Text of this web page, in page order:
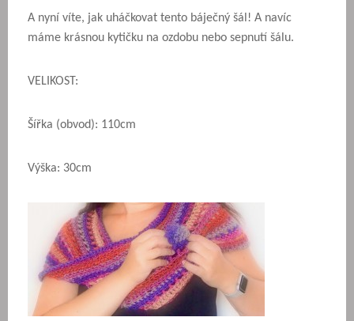
A nyní víte, jak uháčkovat tento báječný šál! A navíc
máme krásnou kytičku na ozdobu nebo sepnutí šálu.
VELIKOST:
Šířka (obvod): 110cm
Výška: 30cm